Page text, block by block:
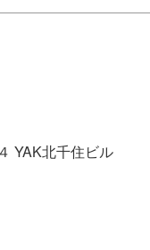
YAK北千住ビル